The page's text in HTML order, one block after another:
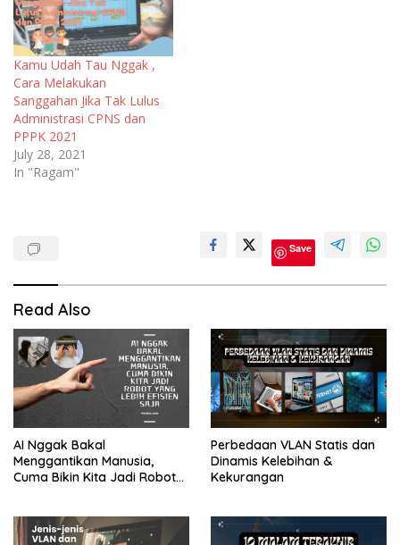
Kamu Udah Tau Nggak ,
Cara Melakukan
Sanggahan Jika Tak Lulus
Administrasi CPNS dan
PPPK 2021
July 28, 2021
In "Ragam"
P3k
Save
Read Also
AI Nggak Bakal
Menggantikan Manusia,
Cuma Bikin Kita Jadi Robot
Perbedaan VLAN Statis dan
Dinamis Kelebihan &
Kekurangan